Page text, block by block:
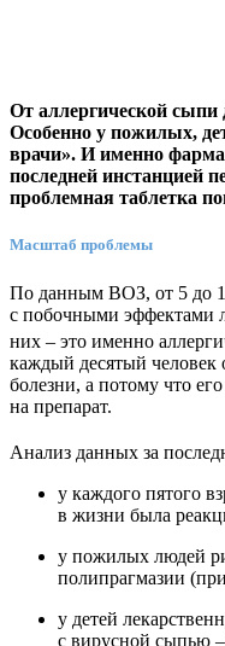
От аллергической сыпи
Особенно у пожилых,
врачи». И именно
последней инстанцией
проблемная таблетка
Масштаб проблемы
По данным ВОЗ, от 5 до
с побочными эффектами
них – это именно
каждый десятый человек
болезни, а потому что
на препарат.
Анализ данных за
у каждого пятого
в жизни была
у пожилых людей
полипрагмазии
у детей
с вирусной сыпью